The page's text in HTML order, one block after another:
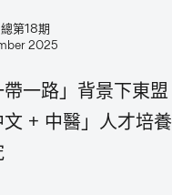
第18期
2025
帶一路」背景下東盟
文 + 中醫」人才培養